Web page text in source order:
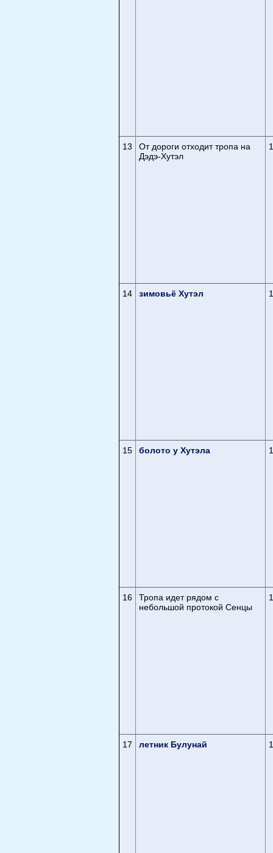
13
От дороги отходит тропа на
Дэдэ-Хутэл
14 зимовьё Хутэл
15 болото у Хутэла
16
Тропа идет рядом с
небольшой протокой Сенцы
17 летник Булунай